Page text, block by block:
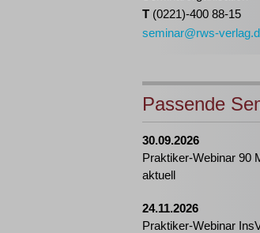
T (0221)-400 88-15
seminar@rws-
Passende
30.09.2026
Praktiker-Webinar 90
aktuell
24.11.2026
Praktiker-Webinar